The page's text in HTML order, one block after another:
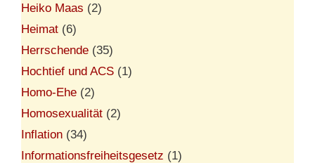
Heiko Maas (2)
Heimat (6)
Herrschende (35)
Hochtief und ACS (1)
Homo-Ehe (2)
Homosexualität (2)
Inflation (34)
Informationsfreiheitsgesetz (1)